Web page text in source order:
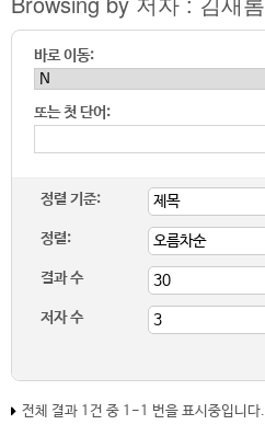
바로 이동:
또는 첫 단어:
정렬 기준:
정렬:
결과 수
저자 수
전체 결과 1건 중 1-1 번을 표시중입니다.